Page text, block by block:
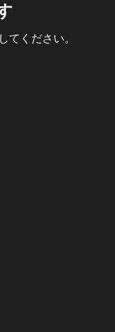
ください。